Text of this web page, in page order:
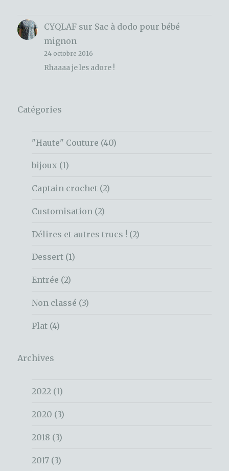
CYQLAF sur Sac à dodo pour bébé
mignon
24 octobre 2016
Rhaaaa je les adore !
Catégories
"Haute" Couture (40)
bijoux (1)
Captain crochet (2)
Customisation (2)
Délires et autres trucs ! (2)
Dessert (1)
Entrée (2)
Non classé (3)
Plat (4)
Archives
2022 (1)
2020 (3)
2018 (3)
2017 (3)